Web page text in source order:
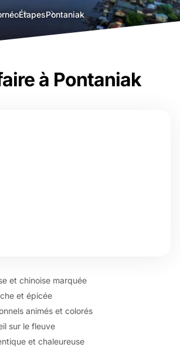
ÉtapesPontaniak
à Pontaniak
et chinoise marquée
et épicée
animés et colorés
sur le fleuve
et chaleureuse